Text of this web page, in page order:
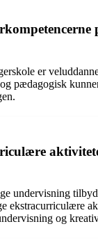
er
pædagogisk
undervisning
ekstracurriculære
og